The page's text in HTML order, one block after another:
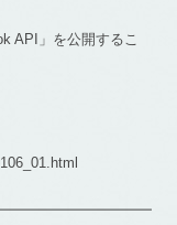
API」を公開するこ